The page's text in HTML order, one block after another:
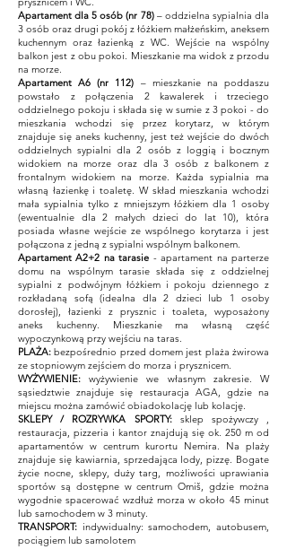
Apartament dla 5 osób (nr 78)– oddzielna sypialnia dla
3 osób oraz drugi pokój z łóżkiem małżeńskim, aneksem
kuchennym oraz łazienką z WC. Wejście na wspólny
balkon jest z obu pokoi. Mieszkanie ma widok z przodu
na morze.
Apartament A6 (nr 112) – mieszkanie na poddaszu
powstało z połączenia 2 kawalerek i trzeciego
oddzielnego pokoju i składa się w sumie z 3 pokoi - do
mieszkania wchodzi się przez korytarz, w którym
znajduje się aneks kuchenny, jest też wejście do dwóch
oddzielnych sypialni dla 2 osób z loggią i bocznym
widokiem na morze oraz dla 3 osób z balkonem z
frontalnym widokiem na morze. Każda sypialnia ma
własną łazienkę i toaletę. W skład mieszkania wchodzi
mała sypialnia tylko z mniejszym łóżkiem dla 1 osoby
(ewentualnie dla 2 małych dzieci do lat 10), która
posiada własne wejście ze wspólnego korytarza i jest
połączona z jedną z sypialni wspólnym balkonem.
Apartament A2+2 na tarasie - apartament na parterze
domu na wspólnym tarasie składa się z oddzielnej
sypialni z podwójnym łóżkiem i pokoju dziennego z
rozkładaną sofą (idealna dla 2 dzieci lub 1 osoby
dorosłej), łazienki z prysznic i toaleta, wyposażony
aneks kuchenny. Mieszkanie ma własną część
wypoczynkową przy wejściu na taras.
PLAŻA: bezpośrednio przed domem jest plaża żwirowa
ze stopniowym zejściem do morza i prysznicem.
WYŻYWIENIE: wyżywienie we własnym zakresie. W
sąsiedztwie znajduje się restauracja AGA, gdzie na
miejscu można zamówić obiadokolację lub kolację.
SKLEPY / ROZRYWKA SPORTY:sklep spożywczy
,
restauracja, pizzeria i kantor znajdują się ok. 250 m od
apartamentów w centrum kurortu Nemira. Na plaży
znajduje się kawiarnia, sprzedająca lody, pizzę. Bogate
życie nocne, sklepy, duży targ, możliwości uprawiania
sportów są dostępne w centrum Omiš, gdzie można
wygodnie spacerować wzdłuż morza w około 45 minut
lub samochodem w 3 minuty.
TRANSPORT: indywidualny: samochodem, autobusem,
pociągiem lub samolotem